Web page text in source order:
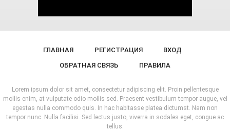
ГЛАВНАЯ РЕГИСТРАЦИЯ
ВХОД
ОБРАТНАЯ СВЯЗЬ
ПРАВИЛА
Lorem ipsum dolor sit amet, consectetur adipiscing elit. Proin pellentesque
mollis enim, at vulputate odio mollis sed. Praesent vestibulum tempor augue, vel
egestas nulla commodo quis. In hac habitasse platea dictumst. Nam non
tempor nunc. Nulla facilisi. Sed lectus justo, viverra in sodales eget, congue ac
tellus.